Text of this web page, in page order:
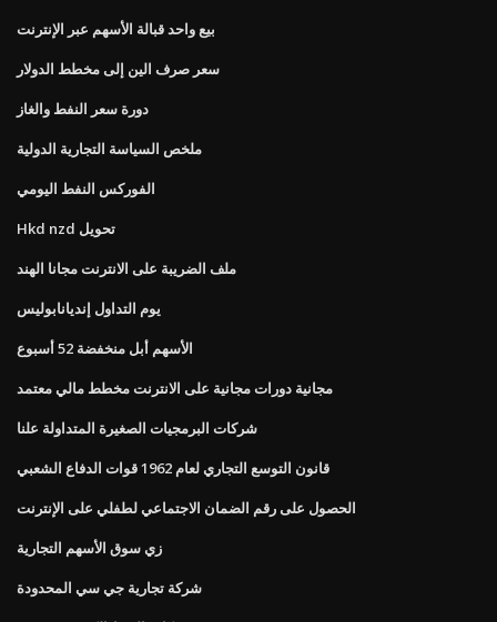
بيع واحد قبالة الأسهم عبر الإنترنت
سعر صرف الين إلى مخطط الدولار
دورة سعر النفط والغاز
ملخص السياسة التجارية الدولية
الفوركس النفط اليومي
Hkd nzd تحويل
ملف الضريبة على الانترنت مجانا الهند
يوم التداول إنديانابوليس
الأسهم أبل منخفضة 52 أسبوع
مجانية دورات مجانية على الانترنت مخطط مالي معتمد
شركات البرمجيات الصغيرة المتداولة علنا
قانون التوسع التجاري لعام 1962 قوات الدفاع الشعبي
الحصول على رقم الضمان الاجتماعي لطفلي على الإنترنت
زي سوق الأسهم التجارية
شركة تجارية جي سي المحدودة